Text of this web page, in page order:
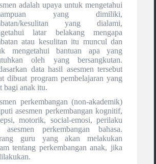
adalah upaya untuk mengetahui
yang dimiliki,
kesulitan yang dialami,
latar belakang mengapa
atau kesulitan itu muncul dan
mengetahui bantuan apa yang
oleh yang bersangkutan.
data hasil asesmen tersebut
dibuat program pembelajaran yang
bagi anak itu.
perkembangan (non-akademik)
asesmen perkembangan kognitif,
motorik, social-emosi, perilaku
asesmen perkembangan bahasa.
guru yang akan melakukan
tentang perkembangan anak, jika